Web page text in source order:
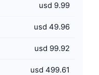
usd 9.99
usd 49.96
usd 99.92
usd 499.61